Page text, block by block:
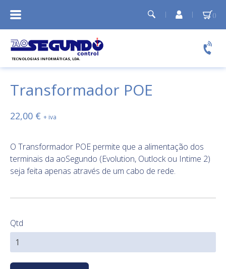
Minha
Relógios de ponto
Controlo de acessos
Temporizadores e Sirenes
Cartões PVC
Transformador POE
22,00 €
O Transformador POE permite que a alimentação dos
terminais da aoSegundo (Evolution, Outlock ou Intime 2)
seja feita apenas através de um cabo de rede.
Qtd